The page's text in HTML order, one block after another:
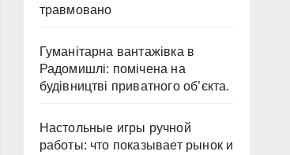
травмовано
Гуманітарна вантажівка в
Радомишлі: помічена на
будівництві приватного об’єкта.
Настольные игры ручной
работы: что показывает рынок и